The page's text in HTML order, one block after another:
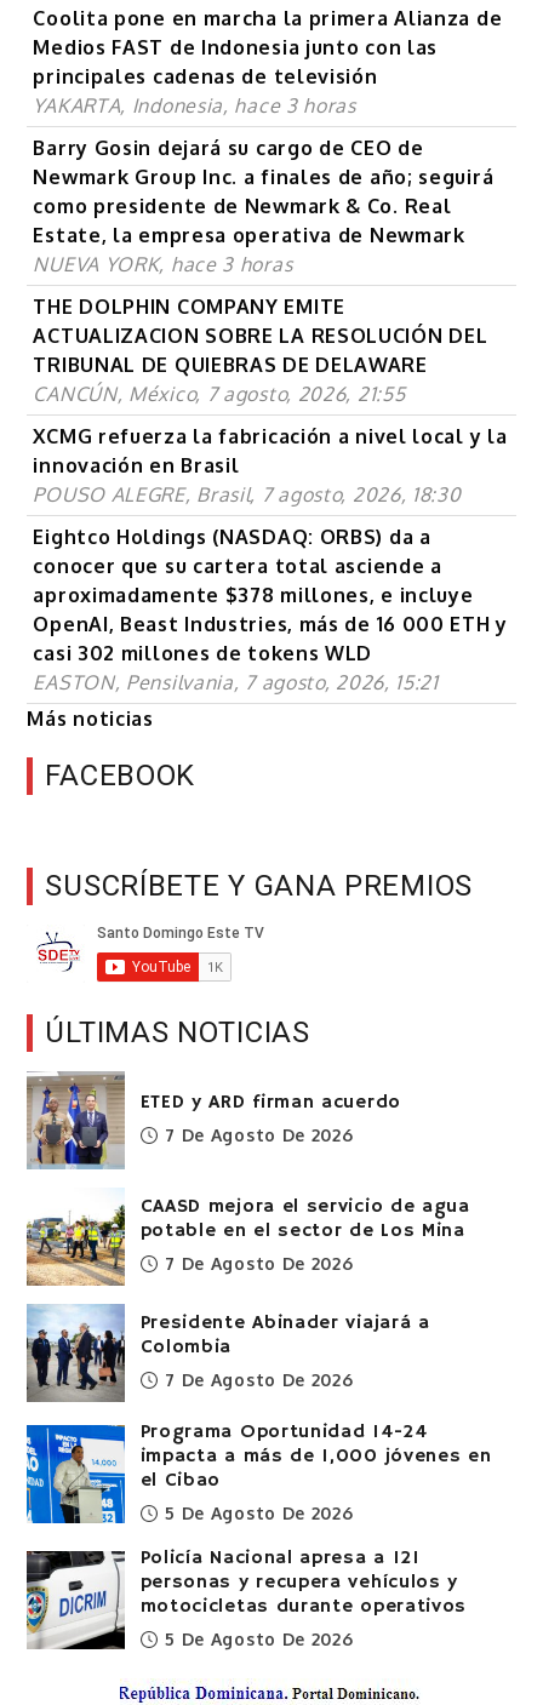
Coolita pone en marcha la primera Alianza de
Medios FAST de Indonesia junto con las
principales cadenas de televisión
YAKARTA, Indonesia, hace 3 horas
Barry Gosin dejará su cargo de CEO de
Newmark Group Inc. a finales de año; seguirá
como presidente de Newmark & Co. Real
Estate, la empresa operativa de Newmark
NUEVA YORK, hace 3 horas
THE DOLPHIN COMPANY EMITE
ACTUALIZACION SOBRE LA RESOLUCIÓN DEL
TRIBUNAL DE QUIEBRAS DE DELAWARE
CANCÚN, México, 7 agosto, 2026, 21:55
XCMG refuerza la fabricación a nivel local y la
innovación en Brasil
POUSO ALEGRE, Brasil, 7 agosto, 2026, 18:30
Eightco Holdings (NASDAQ: ORBS) da a
conocer que su cartera total asciende a
aproximadamente $378 millones, e incluye
OpenAI, Beast Industries, más de 16 000 ETH y
casi 302 millones de tokens WLD
EASTON, Pensilvania, 7 agosto, 2026, 15:21
Más noticias
FACEBOOK
SUSCRÍBETE Y GANA PREMIOS
ÚLTIMAS NOTICIAS
ETED y ARD firman acuerdo
7 De Agosto De 2026
CAASD mejora el servicio de agua
potable en el sector de Los Mina
7 De Agosto De 2026
Presidente Abinader viajará a
Colombia
7 De Agosto De 2026
Programa Oportunidad 14-24
impacta a más de 1,000 jóvenes en
el Cibao
5 De Agosto De 2026
Policía Nacional apresa a 121
personas y recupera vehículos y
motocicletas durante operativos
5 De Agosto De 2026